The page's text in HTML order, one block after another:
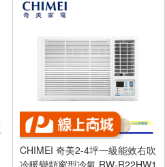
CHIMEI 奇美2-4坪一級能效右吹
冷暖變頻窗型冷氣 RW-R22HW1